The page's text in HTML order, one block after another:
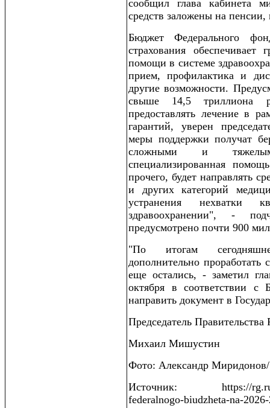
сообщил глава кабинета
средств заложены на
Бюджет Федерального
страхования обеспечивает
помощи в системе
прием, профилактика и
другие возможности.
свыше 14,5 триллиона
предоставлять лечение в
гарантий, уверен
меры поддержки получат
сложными и
специализированная
прочего, будет направлять
и других категорий
устранения нехватки
здравоохранении", -
предусмотрено почти 900
"По итогам
дополнительно проработать
еще остались, - заметил
октября в соответствии с
направить документ в
Председатель
Михаил Мишустин
Фото: Александр
Источник: https://rg.ru/
federalnogo-biudzheta-na-